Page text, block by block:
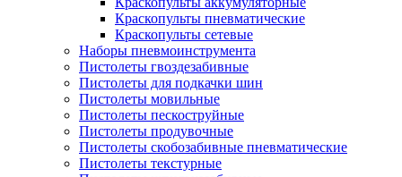
Краскопульты пневматические
Краскопульты сетевые
Наборы пневмоинструмента
Пистолеты гвоздезабивные
Пистолеты для подкачки шин
Пистолеты мовильные
Пистолеты пескоструйные
Пистолеты продувочные
Пистолеты скобозабивные пневматические
Пистолеты текстурные